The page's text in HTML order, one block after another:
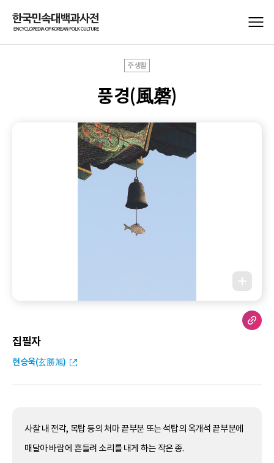
주생활
풍경(風磬)
집필자
현승욱(玄勝旭)
사찰 내 전각, 목탑 등의 처마 끝부분 또는 석탑의 옥개석 끝부분에
매달아 바람에 흔들려 소리를 내게 하는 작은 종.